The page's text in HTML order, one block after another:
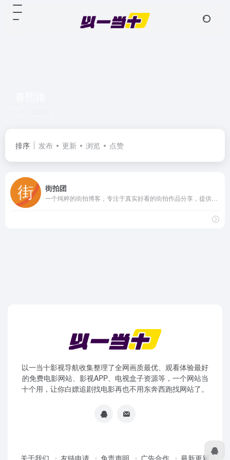
排序 发布 更新 浏览 点赞
街拍团
以一当十影视导航收集整理了全网画质最优、观看体验最好
的免费电影网站、影视APP、电视盒子资源等，一个网站当
十个用，让你白嫖追剧找电影再也不用东奔西跑找网站了。
关于我们 友链申请 免责声明 广告合作 最新更新